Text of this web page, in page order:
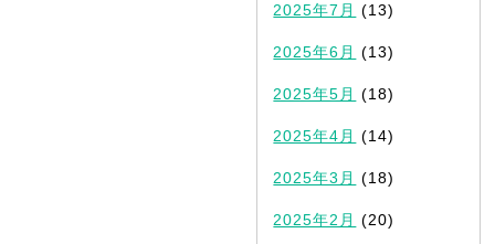
2025年7月 (13)
2025年6月 (13)
2025年5月 (18)
2025年4月 (14)
2025年3月 (18)
2025年2月 (20)